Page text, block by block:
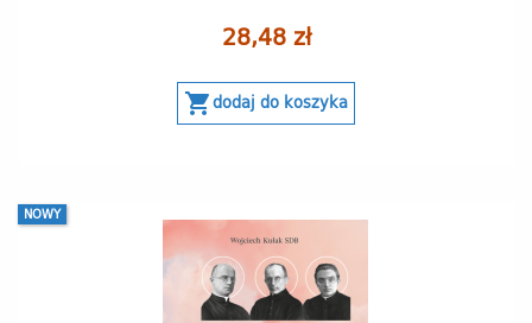
28,48 zł
shopping_cartdodaj do koszyka
NOWY